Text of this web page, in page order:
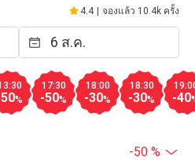
4.4 จองแล้ว 10.4k ครั้ง
%
17:30
-50%
18:00
-30%
18:30
-30% -40
-50 %